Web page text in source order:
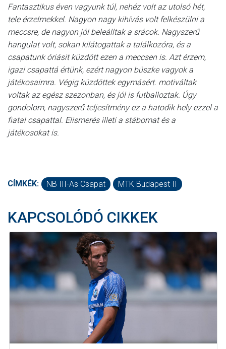
Fantasztikus éven vagyunk túl, nehéz volt az utolsó hét,
tele érzelmekkel. Nagyon nagy kihívás volt felkészülni a
meccsre, de nagyon jól beleálltak a srácok. Nagyszerű
hangulat volt, sokan kilátogattak a találkozóra, és a
csapatunk óriásit küzdött ezen a meccsen is. Azt érzem,
igazi csapattá értünk, ezért nagyon büszke vagyok a
játékosaimra. Végig küzdöttek egymásért. motiváltak
voltak az egész szezonban, és jól is futballoztak. Úgy
gondolom, nagyszerű teljesítmény ez a hatodik hely ezzel a
fiatal csapattal. Elismerés illeti a stábomat és a
játékosokat is.
CÍMKÉK: NB III-As Csapat MTK Budapest II
KAPCSOLÓDÓ CIKKEK